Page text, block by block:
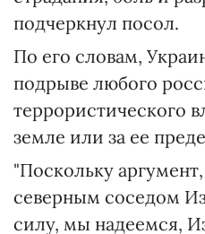
подчеркнул посол.
По его словам,
подрыве любого
террористического
земле или за ее
"Поскольку
северным соседом
силу, мы надеемся,